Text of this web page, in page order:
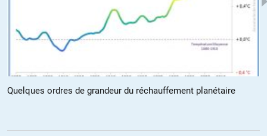
Détrompez-vous. Les scientifiques ne sont pas les industriels,
loin de là. L’institution scientifique est probablement celle qui
fonctionne le mieux aujourd’hui, grâce au fait que ses intentions
membres, jusqu’ « en bas de l’échelle ».
Quelques ordres de grandeur du réchauffement planétaire